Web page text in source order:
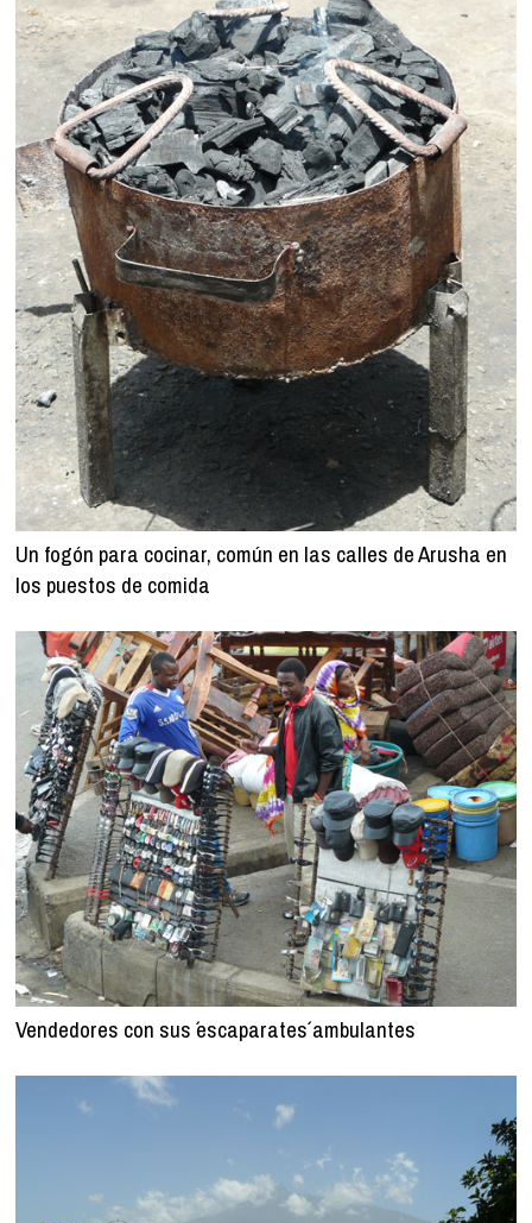
Un fogón para cocinar, común en las calles de Arusha en
los puestos de comida
Vendedores con sus ´escaparates´ ambulantes